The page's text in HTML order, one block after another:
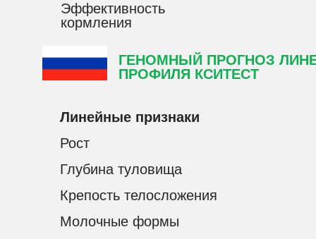
ГЕНОМНЫЙ ПРОГНОЗ
ПРОФИЛЯ КСИТЕСТ
Линейные признаки
Рост
Глубина туловища
Крепость телосложения
Молочные формы
Эффективность
кормления